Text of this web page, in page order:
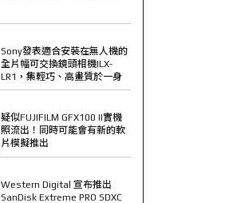
Sony發表適合安裝在無人機的
全片幅可交換鏡頭相機ILX-
LR1，集輕巧、高畫質於一身
疑似FUJIFILM GFX100 II實機
照流出！同時可能會有新的軟
片模擬推出
Western Digital 宣布推出
SanDisk Extreme PRO SDXC